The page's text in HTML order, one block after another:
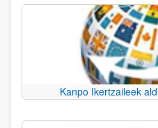
Kanpo Ikertzaileek